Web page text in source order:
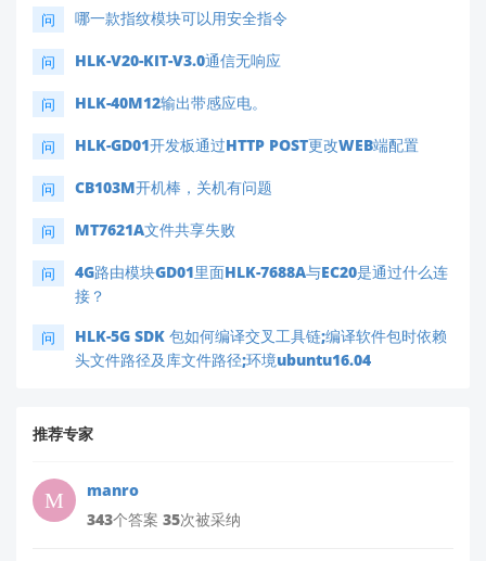
问 哪一款指纹模块可以用安全指令
问 HLK-V20-KIT-V3.0通信无响应
问 HLK-40M12输出带感应电。
问 HLK-GD01开发板通过HTTP POST更改WEB端配置
问 CB103M开机棒，关机有问题
问 MT7621A文件共享失败
问
4G路由模块GD01里面HLK-7688A与EC20是通过什么连
接？
问
HLK-5G SDK 包如何编译交叉工具链;编译软件包时依赖
头文件路径及库文件路径;环境ubuntu16.04
推荐专家
manro
343个答案 35次被采纳